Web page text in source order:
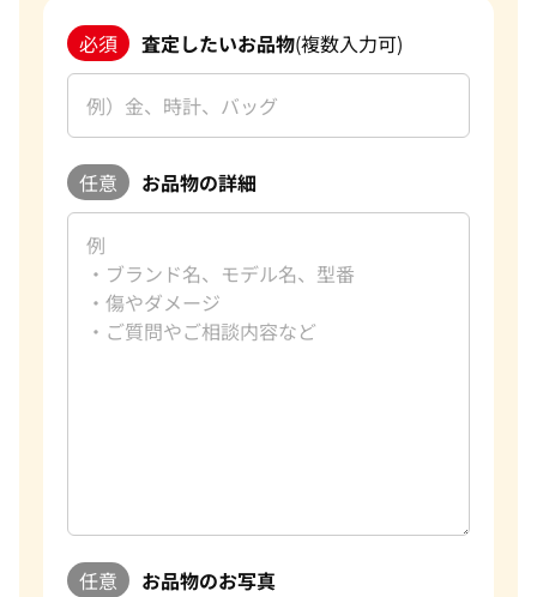
必須 査定したいお品物(複数入力可)
任意 お品物の詳細
任意 お品物のお写真